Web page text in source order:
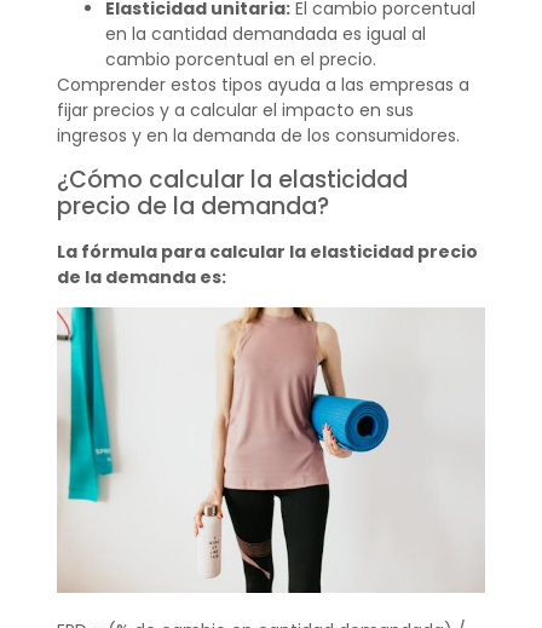
Elasticidad unitaria:El cambio porcentual
en la cantidad demandada es igual al
cambio porcentual en el precio.
Comprender estos tipos ayuda a las empresas a
fijar precios y a calcular el impacto en sus
ingresos y en la demanda de los consumidores.
¿Cómo calcular la elasticidad
precio de la demanda?
La fórmula para calcular la elasticidad precio
de la demanda es: